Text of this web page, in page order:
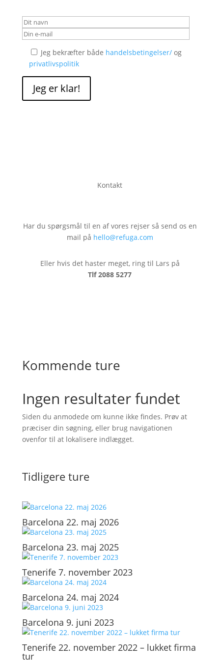
Jeg bekræfter både handelsbetingelser/og
privatlivspolitik
Jeg er klar!
Kontakt
Har du spørgsmål til en af vores rejser så send os en
mail på hello@refuga.com
Eller hvis det haster meget, ring til Lars på
Tlf 2088 5277
Kommende ture
Ingen resultater fundet
Siden du anmodede om kunne ikke findes. Prøv at
præciser din søgning, eller brug navigationen
ovenfor til at lokalisere indlægget.
Tidligere ture
Barcelona 22. maj 2026
Barcelona 23. maj 2025
Tenerife 7. november 2023
Barcelona 24. maj 2024
Barcelona 9. juni 2023
Tenerife 22. november 2022 – lukket firma
tur